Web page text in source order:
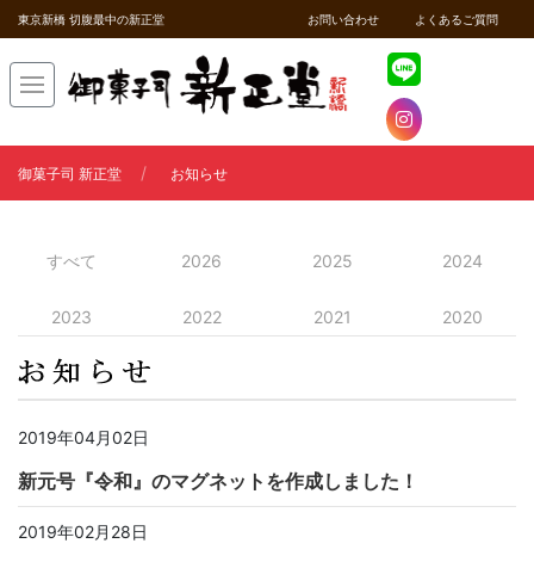
東京新橋 切腹最中の新正堂 お問い合わせ よくあるご質問
御菓子司 新正堂 お知らせ
すべて 2026 2025 2024
2023 2022 2021 2020
2019年04月02日
新元号『令和』のマグネットを作成しました！
2019年02月28日